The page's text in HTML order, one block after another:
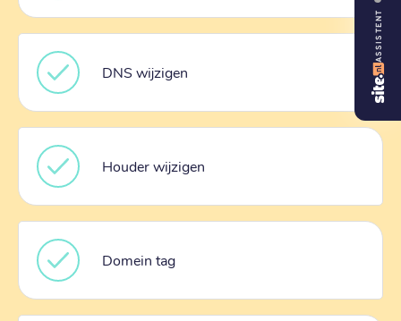
DNS wijzigen
Houder wijzigen
Domein tag
ASSISTENT